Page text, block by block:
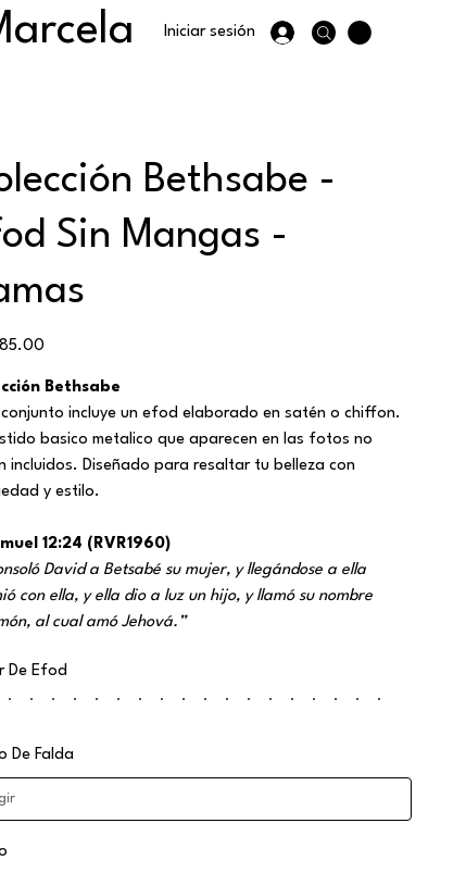
Iniciar sesión
Bethsabe -
Sin Mangas -
85.00
Bethsabe
conjunto incluye un efod elaborado en satén o chiffon.
basico metalico que aparecen en las fotos no
incluidos. Diseñado para resaltar tu belleza con
y estilo.
12:24 (RVR1960)
David a Betsabé su mujer, y llegándose a ella
con ella, y ella dio a luz un hijo, y llamó su nombre
al cual amó Jehová.”
De Efod
De Falda